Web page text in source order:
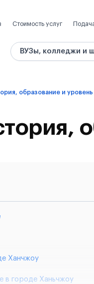
Стоимость услуг
ВУЗы, колледжи и
образование и
Ханчжоу
в городе Ханьчжоу